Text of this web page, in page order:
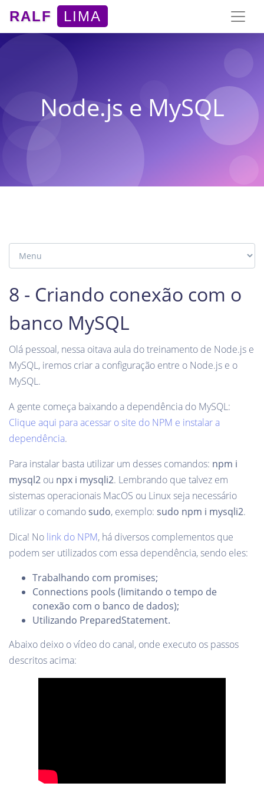
RALF LIMA
Node.js e MySQL
8 - Criando conexão com o
banco MySQL
Olá pessoal, nessa oitava aula do treinamento de Node.js e
MySQL, iremos criar a configuração entre o Node.js e o
MySQL.
A gente começa baixando a dependência do MySQL:
Clique aqui para acessar o site do NPM e instalar a
dependência.
Para instalar basta utilizar um desses comandos: npm i
mysql2 ou npx i mysqli2. Lembrando que talvez em
sistemas operacionais MacOS ou Linux seja necessário
utilizar o comando sudo, exemplo: sudo npm i mysqli2.
Dica! No link do NPM, há diversos complementos que
podem ser utilizados com essa dependência, sendo eles:
Trabalhando com promises;
Connections pools (limitando o tempo de
conexão com o banco de dados);
Utilizando PreparedStatement.
Abaixo deixo o vídeo do canal, onde executo os passos
descritos acima: